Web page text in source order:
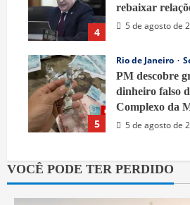
4
rebaixar
5 de agosto de
5
Rio de Janeiro
PM descobre
dinheiro falso
Complexo da
5 de agosto de
VOCÊ PODE TER PERDIDO